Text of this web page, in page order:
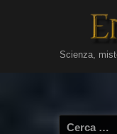
Scienza,
Ricerca